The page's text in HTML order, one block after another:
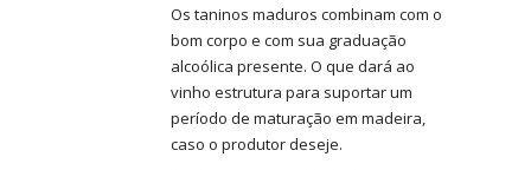
Os taninos maduros combinam com o
bom corpo e com sua graduação
alcoólica presente. O que dará ao
vinho estrutura para suportar um
período de maturação em madeira,
caso o produtor deseje.